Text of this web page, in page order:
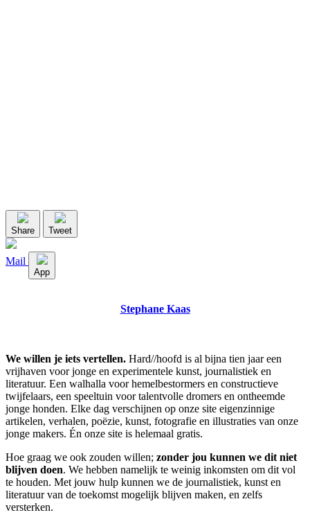
Share Tweet
Mail
App
Stephane Kaas
We willen je iets vertellen. Hard//hoofd is al bijna tien jaar een
vrijhaven voor jonge en experimentele kunst, journalistiek en
literatuur. Een walhalla voor hemelbestormers en constructieve
twijfelaars, een speeltuin voor talentvolle dromers en ontheemde
jonge honden. Elke dag verschijnen op onze site eigenzinnige
artikelen, verhalen, poëzie, kunst, fotografie en illustraties van onze
jonge makers. Én onze site is helemaal gratis.
Hoe graag we ook zouden willen; zonder jou kunnen we dit niet
blijven doen. We hebben namelijk te weinig inkomsten om dit vol
te houden. Met jouw hulp kunnen we de journalistiek, kunst en
literatuur van de toekomst mogelijk blijven maken, en zelfs
versterken.